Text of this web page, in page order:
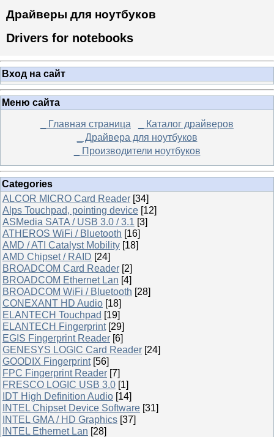
Драйверы для ноутбуков
Drivers for notebooks
Вход на сайт
Меню сайта
_ Главная страница
_ Каталог драйверов
_ Драйвера для ноутбуков
_ Производители ноутбуков
Categories
ALCOR MICRO Card Reader [34]
Alps Touchpad, pointing device [12]
ASMedia SATA / USB 3.0 / 3.1 [3]
ATHEROS WiFi / Bluetooth [16]
AMD / ATI Catalyst Mobility [18]
AMD Chipset / RAID [24]
BROADCOM Card Reader [2]
BROADCOM Ethernet Lan [4]
BROADCOM WiFi / Bluetooth [28]
CONEXANT HD Audio [18]
ELANTECH Touchpad [19]
ELANTECH Fingerprint [29]
EGIS Fingerprint Reader [6]
GENESYS LOGIC Card Reader [24]
GOODIX Fingerprint [56]
FPC Fingerprint Reader [7]
FRESCO LOGIC USB 3.0 [1]
IDT High Definition Audio [14]
INTEL Chipset Device Software [31]
INTEL GMA / HD Graphics [37]
INTEL Ethernet Lan [28]